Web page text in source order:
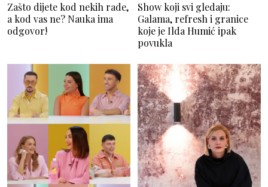
Zašto dijete kod nekih rade,
a kod vas ne? Nauka ima
odgovor!
Show koji svi gledaju:
Galama, refresh i granice
koje je Ilda Humić ipak
povukla